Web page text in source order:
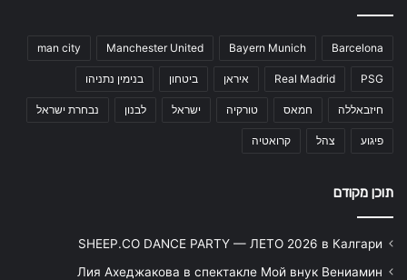
Barcelona
Bayern Munich
Manchester United
man city
PSG
Real Madrid איראן ביטחון בנימין נתניהו
חיזבאללה חמאס טורקיה ישראל לבנון נבחרת ישראל
פיגוע צהל קרואטיה
תוכן מקודם
SHEEP.CO DANCE PARTY — ЛЕТО 2026 в Калгари
Лия Ахеджакова в спектакле Мой внук Вениамин